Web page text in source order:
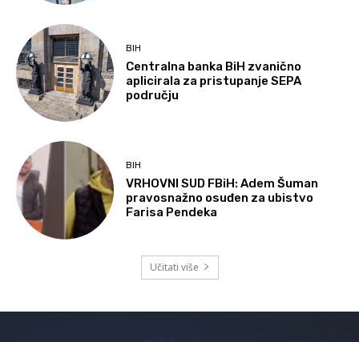
BIH
Centralna banka BiH zvanično
aplicirala za pristupanje SEPA
području
BIH
VRHOVNI SUD FBiH: Adem Šuman
pravosnažno osuđen za ubistvo
Farisa Pendeka
Učitati više